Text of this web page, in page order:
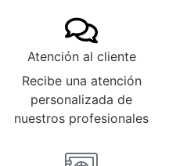
Atención al cliente
Recibe una atención
personalizada de
nuestros profesionales